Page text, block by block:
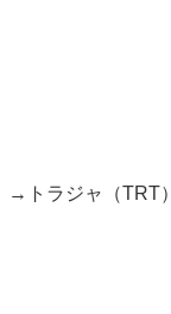
→トラジャ（TRT）